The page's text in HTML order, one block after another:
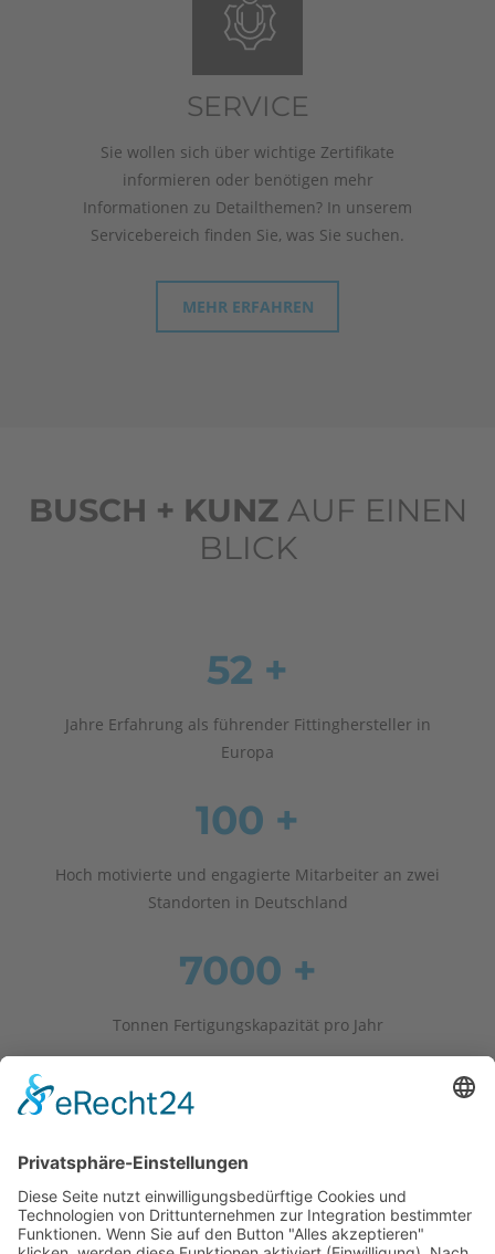
SERVICE
Sie wollen sich über wichtige Zertifikate
informieren oder benötigen mehr
Informationen zu Detailthemen? In unserem
Servicebereich finden Sie, was Sie suchen.
MEHR ERFAHREN
BUSCH + KUNZAUF EINEN
BLICK
52 +
Jahre Erfahrung als führender Fittinghersteller in
Europa
100 +
Hoch motivierte und engagierte Mitarbeiter an zwei
Standorten in Deutschland
7000 +
Tonnen Fertigungskapazität pro Jahr